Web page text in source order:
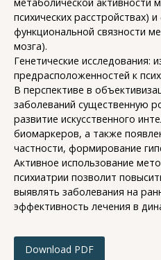
метаболической активности
психических расстройствах)
функциональной связности
мозга).
Генетические исследования:
предрасположенностей к
В перспективе в
заболеваний существенную
развитие искусственного
биомаркеров, а также
частности, формирование
Активное использование
психиатрии позволит
выявлять заболевания на
эффективность лечения в
Download PDF